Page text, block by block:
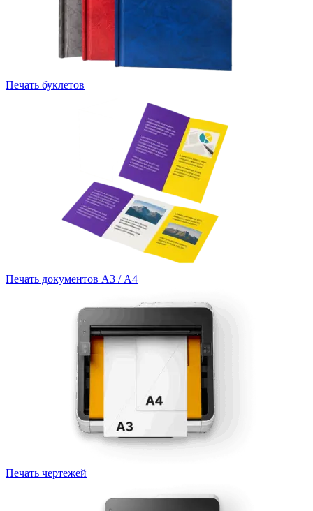
Печать буклетов
Печать документов А3 / А4
Печать чертежей